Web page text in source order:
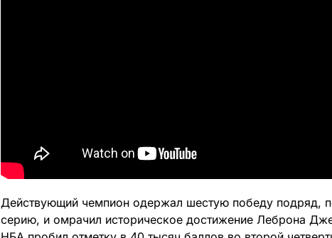
Действующий чемпион одержал шестую победу подряд,
серию, и омрачил историческое достижение Леброна